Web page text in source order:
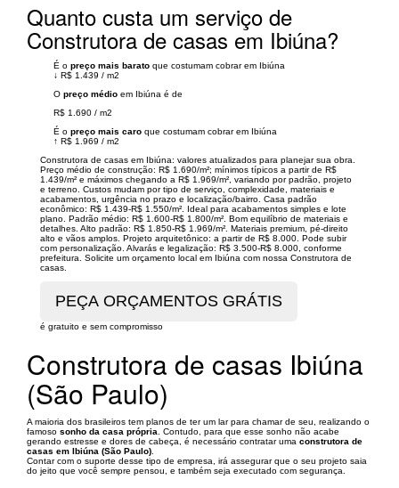
Quanto custa um serviço de
Construtora de casas em Ibiúna?
É o preço mais barato que costumam cobrar em Ibiúna
↓ R$ 1.439 / m2
O preço médio em Ibiúna é de
R$ 1.690 / m2
É o preço mais caro que costumam cobrar em Ibiúna
↑ R$ 1.969 / m2
Construtora de casas em Ibiúna: valores atualizados para planejar sua obra.
Preço médio de construção: R$ 1.690/m²; mínimos típicos a partir de R$
1.439/m² e máximos chegando a R$ 1.969/m², variando por padrão, projeto
e terreno. Custos mudam por tipo de serviço, complexidade, materiais e
acabamentos, urgência no prazo e localização/bairro. Casa padrão
econômico: R$ 1.439-R$ 1.550/m². Ideal para acabamentos simples e lote
plano. Padrão médio: R$ 1.600-R$ 1.800/m². Bom equilíbrio de materiais e
detalhes. Alto padrão: R$ 1.850-R$ 1.969/m². Materiais premium, pé-direito
alto e vãos amplos. Projeto arquitetônico: a partir de R$ 8.000. Pode subir
com personalização. Alvarás e legalização: R$ 3.500-R$ 8.000, conforme
prefeitura. Solicite um orçamento local em Ibiúna com nossa Construtora de
casas.
é gratuito e sem compromisso
Construtora de casas Ibiúna
(São Paulo)
A maioria dos brasileiros tem planos de ter um lar para chamar de seu, realizando o
famoso sonho da casa própria . Contudo, para que esse sonho não acabe
gerando estresse e dores de cabeça, é necessário contratar uma construtora de
casas em Ibiúna (São Paulo)
Contar com o suporte desse tipo de empresa, irá assegurar que o seu projeto saia
do jeito que você sempre pensou, e também seja executado com segurança.